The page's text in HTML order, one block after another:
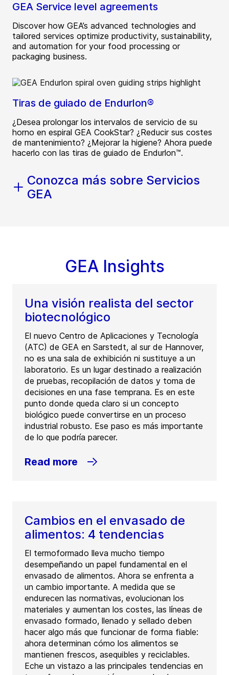
GEA Service level agreements
Discover how GEA’s advanced technologies and
tailored services optimize productivity, sustainability,
and automation for your food processing or
packaging business.
Tiras de guiado de Endurlon®
¿Desea prolongar los intervalos de servicio de su
horno en espiral GEA CookStar? ¿Reducir sus costes
de mantenimiento? ¿Mejorar la higiene? Ahora puede
hacerlo con las tiras de guiado de Endurlon™.
Conozca más sobre Servicios
GEA
GEA Insights
Una visión realista del sector
biotecnológico
El nuevo Centro de Aplicaciones y Tecnología
(ATC) de GEA en Sarstedt, al sur de Hannover,
no es una sala de exhibición ni sustituye a un
laboratorio. Es un lugar destinado a realización
de pruebas, recopilación de datos y toma de
decisiones en una fase temprana. Es en este
punto donde queda claro si un concepto
biológico puede convertirse en un proceso
industrial robusto. Ese paso es más importante
de lo que podría parecer.
Read more
Cambios en el envasado de
alimentos: 4 tendencias
El termoformado lleva mucho tiempo
desempeñando un papel fundamental en el
envasado de alimentos. Ahora se enfrenta a
un cambio importante. A medida que se
endurecen las normativas, evolucionan los
materiales y aumentan los costes, las líneas de
envasado formado, llenado y sellado deben
hacer algo más que funcionar de forma fiable:
ahora determinan cómo los alimentos se
mantienen frescos, asequibles y reciclables.
Eche un vistazo a las principales tendencias en